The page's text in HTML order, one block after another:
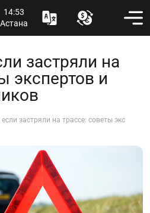
14:53
Астана
застряли на
экспертов и
если застряли на трассе: советы